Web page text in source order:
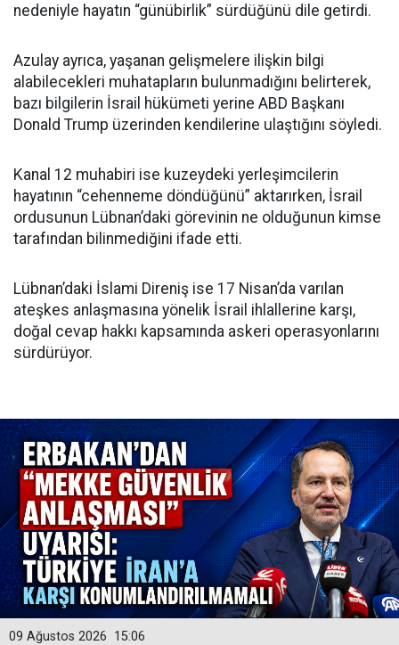
nedeniyle hayatın “günübirlik” sürdüğünü dile getirdi.
Azulay ayrıca, yaşanan gelişmelere ilişkin bilgi
alabilecekleri muhatapların bulunmadığını belirterek,
bazı bilgilerin İsrail hükümeti yerine ABD Başkanı
Donald Trump üzerinden kendilerine ulaştığını söyledi.
Kanal 12 muhabiri ise kuzeydeki yerleşimcilerin
hayatının “cehenneme döndüğünü” aktarırken, İsrail
ordusunun Lübnan’daki görevinin ne olduğunun kimse
tarafından bilinmediğini ifade etti.
Lübnan’daki İslami Direniş ise 17 Nisan’da varılan
ateşkes anlaşmasına yönelik İsrail ihlallerine karşı,
doğal cevap hakkı kapsamında askeri operasyonlarını
sürdürüyor.
15:06
09 Ağustos 2026